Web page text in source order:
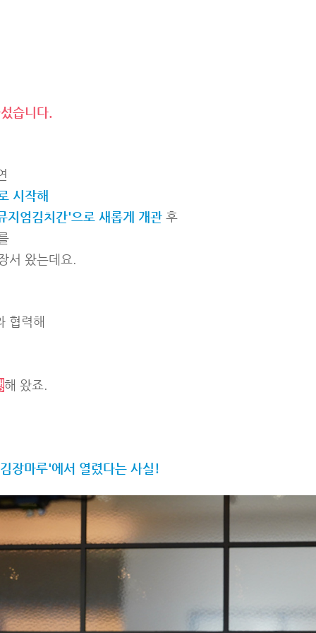
습니다.
시작해
엄김치간'으로 새롭게 개관 후
서 왔는데요.
협력해
해 왔죠.
장마루'에서 열렸다는 사실!